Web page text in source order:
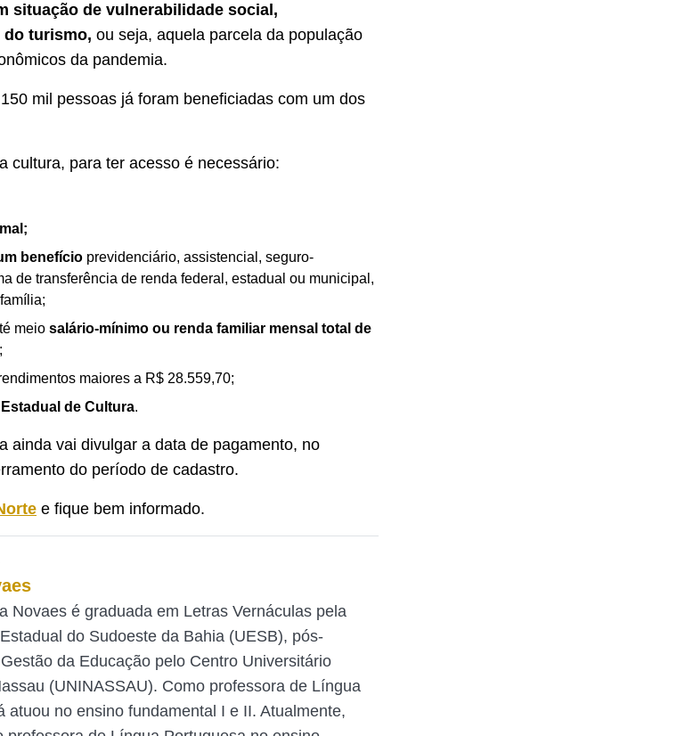
situação de vulnerabilidade social,
do turismo, ou seja, aquela parcela da população
da pandemia.
mil pessoas já foram beneficiadas com um dos
cultura, para ter acesso é necessário:
benefício previdenciário, assistencial, seguro-
de transferência de renda federal, estadual ou municipal,
meio salário-mínimo ou renda familiar mensal total de
;
maiores a R$ 28.559,70;
de Cultura.
ainda vai divulgar a data de pagamento, no
do período de cadastro.
e fique bem informado.
Novaes é graduada em Letras Vernáculas pela
do Sudoeste da Bahia (UESB), pós-
da Educação pelo Centro Universitário
(UNINASSAU). Como professora de Língua
atuou no ensino fundamental I e II. Atualmente,